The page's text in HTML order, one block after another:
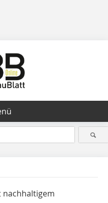
nachhaltigem